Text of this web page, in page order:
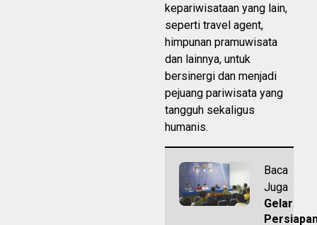
kepariwisataan yang lain,
seperti travel agent,
himpunan pramuwisata
dan lainnya, untuk
bersinergi dan menjadi
pejuang pariwisata yang
tangguh sekaligus
humanis.
Baca
Juga
Gelar